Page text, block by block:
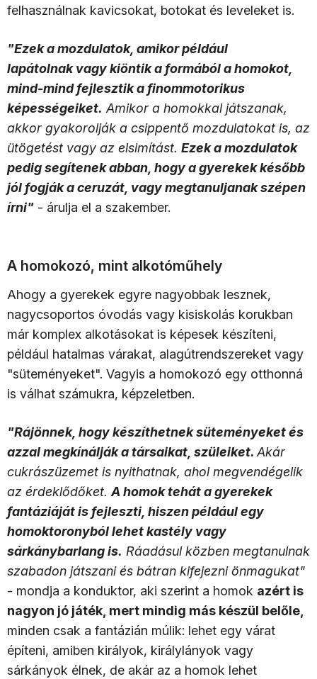
felhasználnak kavicsokat, botokat és leveleket is.
"Ezek a mozdulatok, amikor például
lapátolnak vagy kiöntik a formából a homokot,
mind-mind fejlesztik a finommotorikus
képességeiket. Amikor a homokkal játszanak,
akkor gyakorolják a csippentő mozdulatokat is, az
ütögetést vagy az elsimítást. Ezek a mozdulatok
pedig segítenek abban, hogy a gyerekek később
jól fogják a ceruzát, vagy megtanuljanak szépen
írni" - árulja el a szakember.
A homokozó, mint alkotóműhely
Ahogy a gyerekek egyre nagyobbak lesznek,
nagycsoportos óvodás vagy kisiskolás korukban
már komplex alkotásokat is képesek készíteni,
például hatalmas várakat, alagútrendszereket vagy
"süteményeket". Vagyis a homokozó egy otthonná
is válhat számukra, képzeletben.
"Rájönnek, hogy készíthetnek süteményeket és
azzal megkínálják a társaikat, szüleiket. Akár
cukrászüzemet is nyithatnak, ahol megvendégelik
az érdeklődőket. A homok tehát a gyerekek
fantáziáját is fejleszti, hiszen például egy
homoktoronyból lehet kastély vagy
sárkánybarlang is. Ráadásul közben megtanulnak
szabadon játszani és bátran kifejezni önmagukat"
- mondja a konduktor, aki szerint a homok azért is
nagyon jó játék, mert mindig más készül belőle,
minden csak a fantázián múlik: lehet egy várat
építeni, amiben királyok, királylányok vagy
sárkányok élnek, de akár az a homok lehet